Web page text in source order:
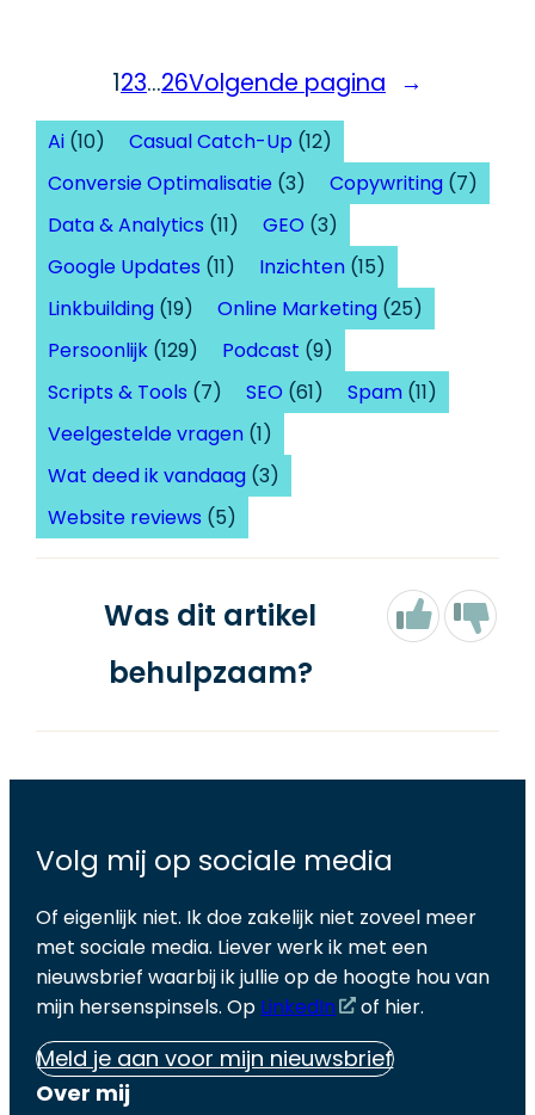
123…26Volgende pagina →
Ai (10) Casual Catch-Up (12)
Conversie Optimalisatie (3) Copywriting (7)
Data & Analytics (11) GEO (3)
Google Updates (11) Inzichten (15)
Linkbuilding (19) Online Marketing (25)
Persoonlijk (129) Podcast (9)
Scripts & Tools (7) SEO (61) Spam (11)
Veelgestelde vragen (1)
Wat deed ik vandaag (3)
Website reviews (5)
Was dit artikel
behulpzaam?
Volg mij op sociale media
Of eigenlijk niet. Ik doe zakelijk niet zoveel meer
met sociale media. Liever werk ik met een
nieuwsbrief waarbij ik jullie op de hoogte hou van
mijn hersenspinsels. Op LinkedIn of hier.
Meld je aan voor mijn nieuwsbrief
Over mij